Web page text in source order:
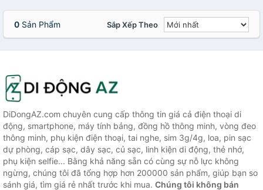
0 Sản Phẩm Sắp Xếp Theo
DiDongAZ.com chuyên cung cấp thông tin giá cả điện thoại di
động, smartphone, máy tính bảng, đồng hồ thông minh, vòng đeo
thông minh, phụ kiện điện thoại, tai nghe, sim 3g/4g, loa, pin sạc
dự phòng, cáp sạc, dây sạc, củ sạc, linh kiện di động, thẻ nhớ,
phụ kiện selfie... Bằng khả năng sẵn có cùng sự nỗ lực không
ngừng, chúng tôi đã tổng hợp hơn 200000 sản phẩm, giúp bạn so
sánh giá, tìm giá rẻ nhất trước khi mua. Chúng tôi không bán